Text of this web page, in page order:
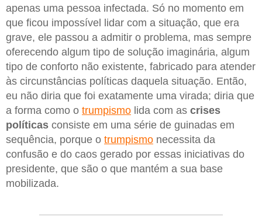
apenas uma pessoa infectada. Só no momento em
que ficou impossível lidar com a situação, que era
grave, ele passou a admitir o problema, mas sempre
oferecendo algum tipo de solução imaginária, algum
tipo de conforto não existente, fabricado para atender
às circunstâncias políticas daquela situação. Então,
eu não diria que foi exatamente uma virada; diria que
a forma como o trumpismo lida com as crises
políticas consiste em uma série de guinadas em
sequência, porque o trumpismo necessita da
confusão e do caos gerado por essas iniciativas do
presidente, que são o que mantém a sua base
mobilizada.